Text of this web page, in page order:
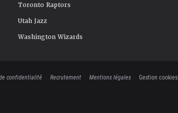
Toronto Raptors
Utah Jazz
Washington Wizards
confidentialité Recrutement Mentions légales Gestion cookies